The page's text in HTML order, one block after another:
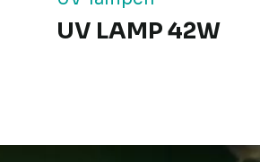
UV LAMP 42W